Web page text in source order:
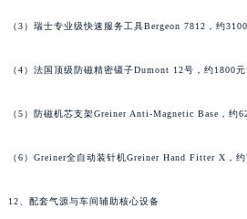
（3）瑞士专业级快速服务工具Bergeon 7812，约
（4）法国顶级防磁精密镊子Dumont 12号，约1800元
（5）防磁机芯支架Greiner Anti-Magnetic Base，约
（6）Greiner全自动装针机Greiner Hand Fitter X，
12、配套气源与车间辅助核心设备